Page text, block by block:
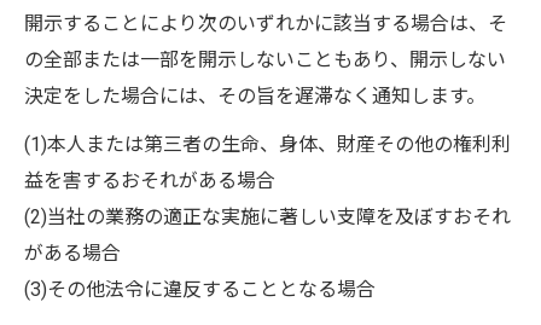
開示することにより次のいずれかに該当する場合は、そ
の全部または一部を開示しないこともあり、開示しない
決定をした場合には、その旨を遅滞なく通知します。
(1)本人または第三者の生命、身体、財産その他の権利利
益を害するおそれがある場合
(2)当社の業務の適正な実施に著しい支障を及ぼすおそれ
がある場合
(3)その他法令に違反することとなる場合
お問い合わせはこちら